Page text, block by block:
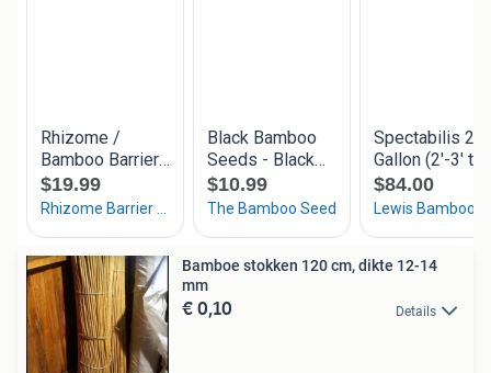
Bamboe stokken 120 cm, dikte 12-14
mm
€ 0,10 Details